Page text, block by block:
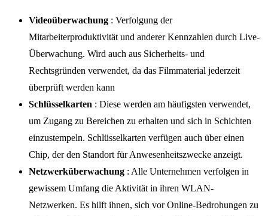
Videoüberwachung : Verfolgung der
Mitarbeiterproduktivität und anderer Kennzahlen durch Live-
Überwachung. Wird auch aus Sicherheits- und
Rechtsgründen verwendet, da das Filmmaterial jederzeit
überprüft werden kann
Schlüsselkarten : Diese werden am häufigsten verwendet,
um Zugang zu Bereichen zu erhalten und sich in Schichten
einzustempeln. Schlüsselkarten verfügen auch über einen
Chip, der den Standort für Anwesenheitszwecke anzeigt.
Netzwerküberwachung : Alle Unternehmen verfolgen in
gewissem Umfang die Aktivität in ihren WLAN-
Netzwerken. Es hilft ihnen, sich vor Online-Bedrohungen zu